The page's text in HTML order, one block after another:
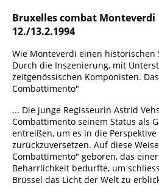
Bruxelles combat
12./13.2.1994
Wie Monteverdi einen historischen
Durch die Inszenierung, mit
zeitgenössischen Komponisten.
Combattimento"
... Die junge Regisseurin Astrid
Combattimento seinem Status als
entreißen, um es in die Perspektive
zurückzuversetzen. Auf diese
Combattimento" geboren, das
Beharrlichkeit bedurfte, um
Brüssel das Licht der Welt zu